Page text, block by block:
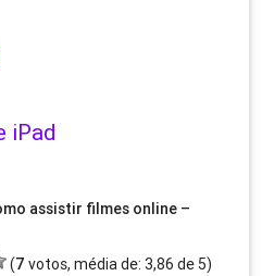
iPad
assistir filmes online –
(7 votos, média de:3,86 de 5)